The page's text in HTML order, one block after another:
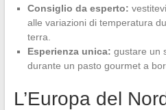
Consiglio da esperto:
alle variazioni di temperatura
terra.
Esperienza unica: gustare un
durante un pasto gourmet a
L’Europa del